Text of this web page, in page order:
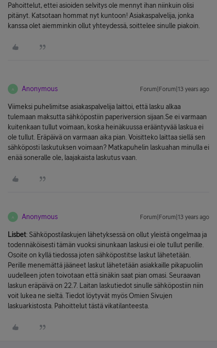
Pahoittelut, ettei asioiden selvitys ole mennyt ihan niinkuin olisi
pitänyt. Katsotaan hommat nyt kuntoon! Asiakaspalvelija, jonka
kanssa olet aiemminkin ollut yhteydessä, soittelee sinulle piakoin.
A Anonymous Forum|Forum|13 years ago
Viimeksi puhelimitse asiakaspalvelija laittoi, että lasku alkaa
tulemaan maksutta sähköpostiin paperiversion sijaan.Se ei varmaan
kuitenkaan tullut voimaan, koska heinäkuussa erääntyvää laskua ei
ole tullut. Eräpäivä on varmaan aika pian. Voisitteko laittaa siellä sen
sähköposti laskutuksen voimaan? Matkapuhelin laskuahan minulla ei
enää soneralle ole, laajakaista laskutus vaan.
A Anonymous Forum|Forum|13 years ago
Lisbet: Sähköpostilaskujen lähetyksessä on ollut yleistä ongelmaa ja
todennäköisesti tämän vuoksi sinunkaan laskusi ei ole tullut perille.
Osoite on kyllä tiedossa joten sähköpostitse laskut lähetetään.
Perille menemättä jääneet laskut lähetetään asiakkaille pikapuoliin
uudelleen joten toivotaan että sinäkin saat pian omasi. Seuraavan
laskun eräpäivä on 22.7. Laitan laskutiedot sinulle sähköpostiin niin
voit lukea ne sieltä. Tiedot löytyvät myös Omien Sivujen
laskuarkistosta. Pahoittelut tästä vikatilanteesta.